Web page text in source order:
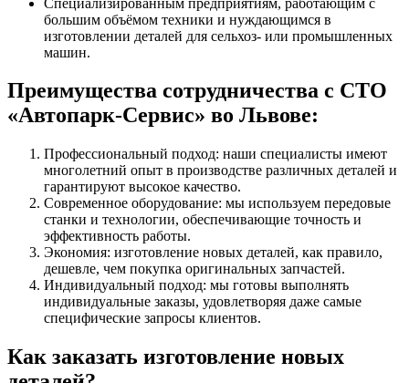
большим объёмом техники и нуждающимся в
изготовлении деталей для сельхоз- или промышленных
машин.
Преимущества сотрудничества с СТО
«Автопарк-Сервис» во Львове:
Профессиональный подход: наши специалисты имеют
многолетний опыт в производстве различных деталей и
гарантируют высокое качество.
Современное оборудование: мы используем передовые
станки и технологии, обеспечивающие точность и
эффективность работы.
Экономия: изготовление новых деталей, как правило,
дешевле, чем покупка оригинальных запчастей.
Индивидуальный подход: мы готовы выполнять
индивидуальные заказы, удовлетворяя даже самые
специфические запросы клиентов.
Как заказать изготовление новых